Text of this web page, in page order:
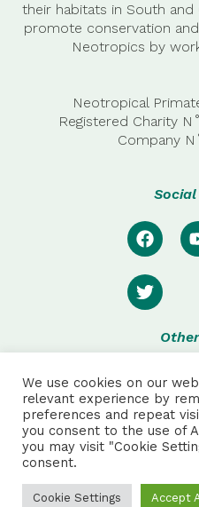
their habitats in South and
promote conservation
Neotropics by
Neotropical
Registered Charity
Company
Special
Julie Pretot and Anthonin
design, and to Robson
We use cookies on our
relevant experience by
preferences and repeat
you consent to the use of
you may visit "Cookie
consent.
Cookie Settings Accept